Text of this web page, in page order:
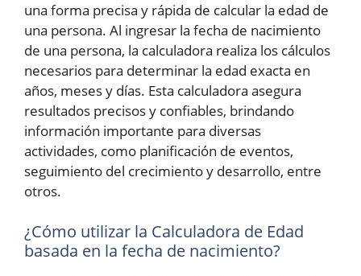
una forma precisa y rápida de calcular la edad de
una persona. Al ingresar la fecha de nacimiento
de una persona, la calculadora realiza los cálculos
necesarios para determinar la edad exacta en
años, meses y días. Esta calculadora asegura
resultados precisos y confiables, brindando
información importante para diversas
actividades, como planificación de eventos,
seguimiento del crecimiento y desarrollo, entre
otros.
¿Cómo utilizar la Calculadora de Edad
basada en la fecha de nacimiento?